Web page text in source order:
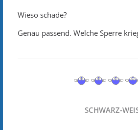
Wieso schade?
Genau passend. Welche Sperre
SCHWARZ-